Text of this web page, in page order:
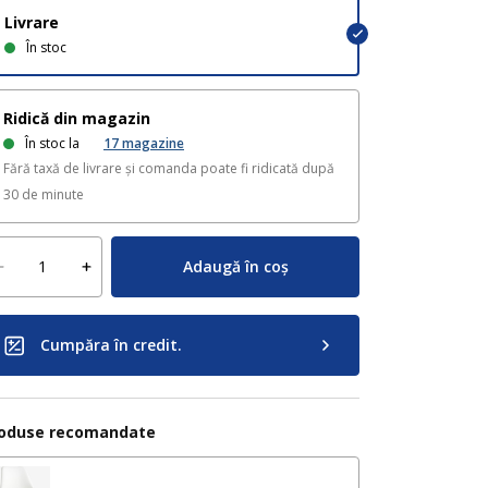
Livrare
În stoc
Ridică din magazin
În stoc la 17magazine
Fără taxă de livrare și comanda poate fi ridicată după
30 de minute
Adaugă în coș
Cumpăra în credit.
recomandate